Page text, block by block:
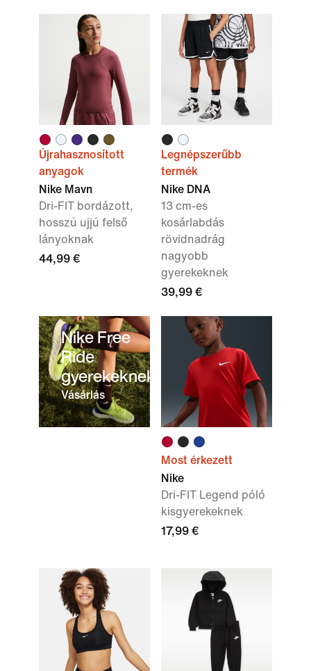
Újrahasznosított
anyagok
Nike Mavn
Dri-FIT bordázott,
hosszú ujjú felső
lányoknak
44,99 €
Legnépszerűbb
termék
Nike DNA
13 cm-es
kosárlabdás
rövidnadrág
nagyobb
gyerekeknek
39,99 €
Nike Free
Ride
gyerekeknek
Vásárlás
Most érkezett
Nike
Dri-FIT Legend póló
kisgyerekeknek
17,99 €